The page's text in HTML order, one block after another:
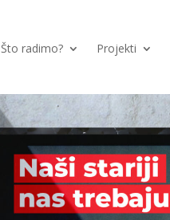
Što radimo? Projekti